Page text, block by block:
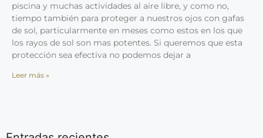
piscina y muchas actividades al aire libre, y como no,
tiempo también para proteger a nuestros ojos con gafas
de sol, particularmente en meses como estos en los que
los rayos de sol son mas potentes. Si queremos que esta
protección sea efectiva no podemos dejar a
Leer más »